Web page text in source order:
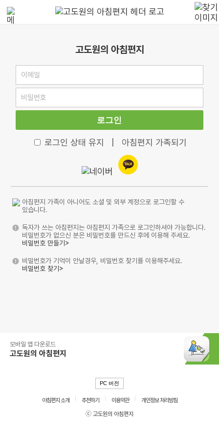
고도원의 아침편지
로그인
로그인 상태 유지 아침편지 가족되기
아침편지 가족이 아니어도 소셜 및 외부 계정으로 로그인할 수
있습니다.
독자가 쓰는 아침편지는 아침편지 가족으로 로그인하셔야 가능합니다.
비밀번호가 없으신 분은 비밀번호를 만드신 후에 이용해 주세요.
비밀번호 만들기>
비밀번호가 기억이 안날경우, 비밀번호 찾기를 이용해주세요.
비밀번호 찾기>
모바일 앱 다운로드
고도원의 아침편지
PC 버전
아침편지 소개 추천하기 이용약관
개인정보 처리방침
ⓒ 고도원의 아침편지